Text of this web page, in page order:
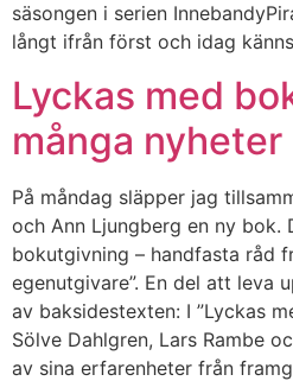
säsongen i serien
långt ifrån först och idag
Lyckas med
många nyheter
På måndag släpper jag
och Ann Ljungberg en ny bok.
bokutgivning – handfasta råd
egenutgivare”. En del att leva
av baksidestexten: I ”Lyckas
Sölve Dahlgren, Lars Rambe
av sina erfarenheter från